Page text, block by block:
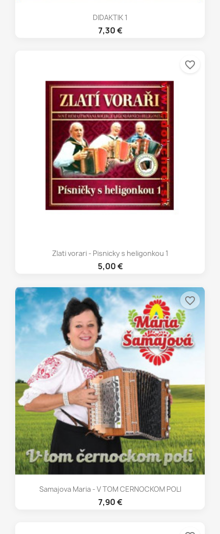
DIDAKTIK 1
7,30 €
Zlati vorari - Pisnicky s heligonkou 1
5,00 €
favorite_border
Samajova Maria - V TOM CERNOCKOM POLI
7,90 €
favorite_border